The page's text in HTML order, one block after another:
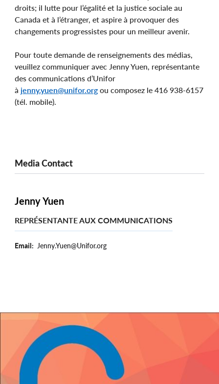
droits; il lutte pour l’égalité et la justice sociale au
Canada et à l’étranger, et aspire à provoquer des
changements progressistes pour un meilleur avenir.
Pour toute demande de renseignements des médias,
veuillez communiquer avec Jenny Yuen, représentante
des communications d’Unifor
à jenny.yuen@unifor.org ou composez le 416 938-6157
(tél. mobile).
Media Contact
Jenny Yuen
REPRÉSENTANTE AUX COMMUNICATIONS
Email Jenny.Yuen@Unifor.org